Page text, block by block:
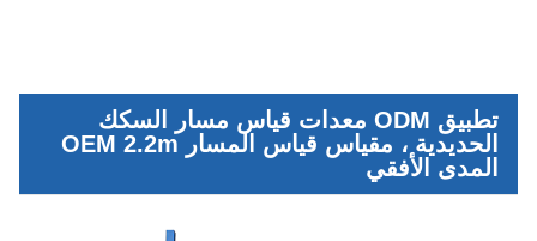
تطبيق ODM معدات قياس مسار السكك
الحديدية ، مقياس قياس المسار OEM 2.2m
المدى الأفقي